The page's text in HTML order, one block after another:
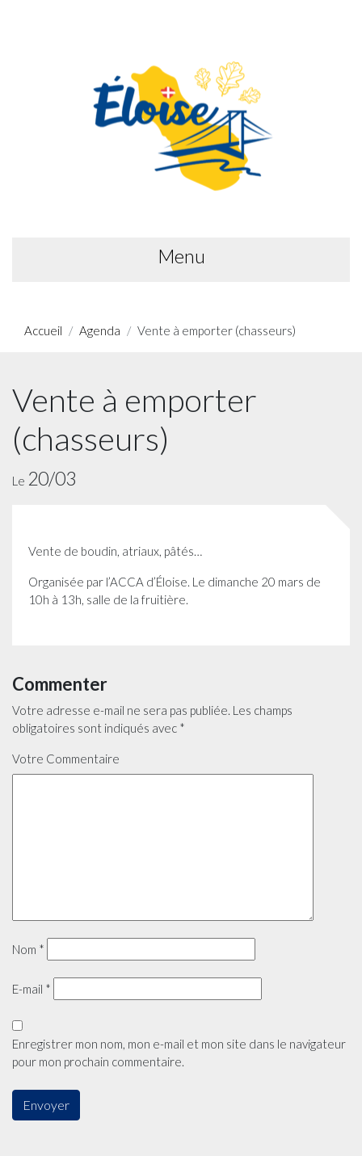
Menu
Accueil Agenda Vente à emporter (chasseurs)
Vente à emporter
(chasseurs)
Le 20/03
Vente de boudin, atriaux, pâtés…
Organisée par l’ACCA d’Éloise. Le dimanche 20 mars de
10h à 13h, salle de la fruitière.
Commenter
Votre adresse e-mail ne sera pas publiée. Les champs
obligatoires sont indiqués avec *
Votre Commentaire
Nom *
E-mail *
Enregistrer mon nom, mon e-mail et mon site dans le navigateur
pour mon prochain commentaire.